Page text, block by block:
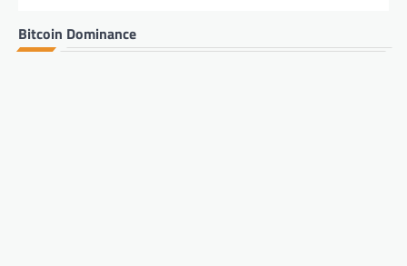
Bitcoin Dominance